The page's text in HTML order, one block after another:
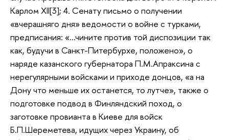
Карлом XII[3]; 4. Сенату письмо о получении
«вчерашняго дня» ведомости о войне с турками,
предписания: «…чините против той диспозиции так
как, будучи в Санкт-Питербурхе, положено», о
наряде казанского губернатора П.М.Апраксина с
нерегулярными войсками и приходе донцов, «а на
Дону что меньше их останется, то лутче», также о
подготовке подвод в Финляндский поход, о
заготовке провианта в Киеве для войск
Б.П.Шереметева, идущих через Украину, об